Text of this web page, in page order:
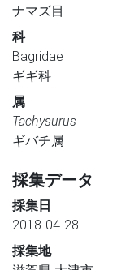
ナマズ目
科
Bagridae
ギギ科
属
Tachysurus
ギバチ属
採集データ
採集日
2018-04-28
採集地